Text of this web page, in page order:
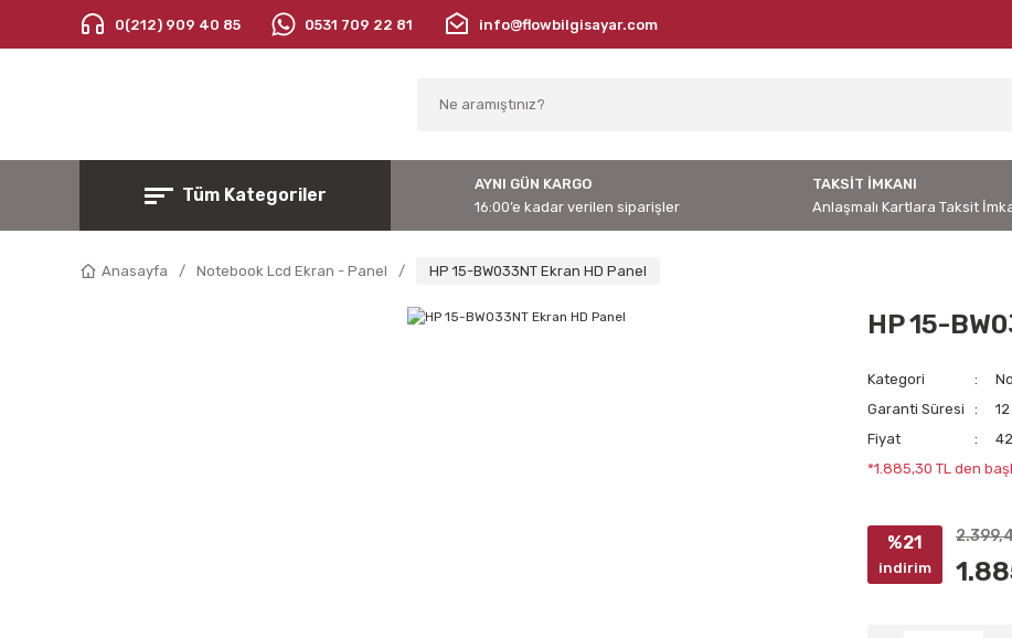
0(212) 909 40 85 0531 709 22 81 info@flowbilgisayar.com
Tüm Kategoriler
AYNI GÜN KARGO
16:00’e kadar verilen siparişler
TAKSİT İMKANI
Anlaşmalı Kartlara Taksit
Anasayfa Notebook Lcd Ekran - Panel HP 15-BW033NT Ekran HD Panel
HP 15-
Kategori
Garanti Süresi
Fiyat
*1.885,30 TL den
%21
indirim